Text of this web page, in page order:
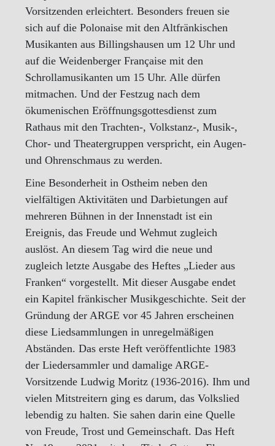
Vorsitzenden erleichtert. Besonders freuen sie
sich auf die Polonaise mit den Altfränkischen
Musikanten aus Billingshausen um 12 Uhr und
auf die Weidenberger Française mit den
Schrollamusikanten um 15 Uhr. Alle dürfen
mitmachen. Und der Festzug nach dem
ökumenischen Eröffnungsgottesdienst zum
Rathaus mit den Trachten-, Volkstanz-, Musik-,
Chor- und Theatergruppen verspricht, ein Augen-
und Ohrenschmaus zu werden.
Eine Besonderheit in Ostheim neben den
vielfältigen Aktivitäten und Darbietungen auf
mehreren Bühnen in der Innenstadt ist ein
Ereignis, das Freude und Wehmut zugleich
auslöst. An diesem Tag wird die neue und
zugleich letzte Ausgabe des Heftes „Lieder aus
Franken“ vorgestellt. Mit dieser Ausgabe endet
ein Kapitel fränkischer Musikgeschichte. Seit der
Gründung der ARGE vor 45 Jahren erscheinen
diese Liedsammlungen in unregelmäßigen
Abständen. Das erste Heft veröffentlichte 1983
der Liedersammler und damalige ARGE-
Vorsitzende Ludwig Moritz (1936-2016). Ihm und
vielen Mitstreitern ging es darum, das Volkslied
lebendig zu halten. Sie sahen darin eine Quelle
von Freude, Trost und Gemeinschaft. Das Heft